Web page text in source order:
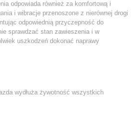
odpowiada również za komfortową i
i wibracje przenoszone z nierównej drogi
odpowiednią przyczepność do
sprawdzać stan zawieszenia i w
uszkodzeń dokonać naprawy
wydłuża żywotność wszystkich